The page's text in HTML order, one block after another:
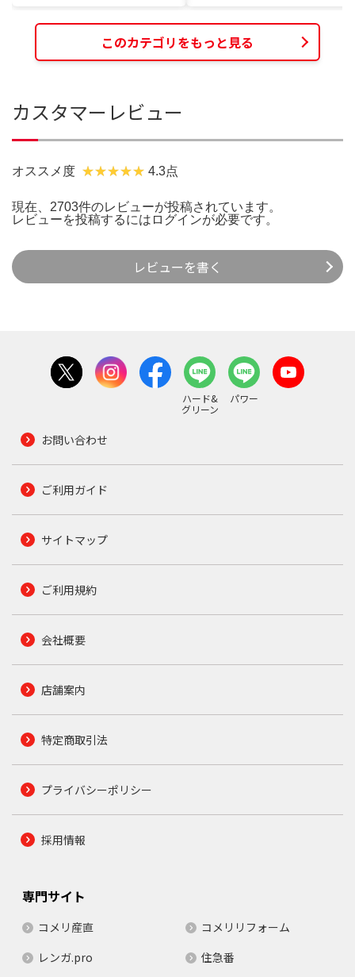
このカテゴリをもっと見る
カスタマーレビュー
オススメ度 4.3点
現在、2703件のレビューが投稿されています。
レビューを投稿するには ログインが必要です。
レビューを書く
ハード&
グリーン
パワー
お問い合わせ
ご利用ガイド
サイトマップ
ご利用規約
会社概要
店舗案内
特定商取引法
プライバシーポリシー
採用情報
専門サイト
コメリ産直
コメリリフォーム
レンガ.pro
住急番